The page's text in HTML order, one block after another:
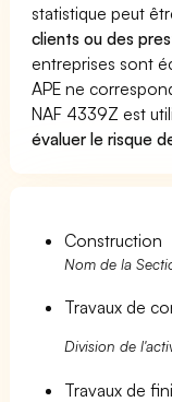
statistique peut
clients ou des
entreprises sont
APE ne
NAF 4339Z est
évaluer le risque
Construction
Nom de la
Travaux de
Division de
Travaux de